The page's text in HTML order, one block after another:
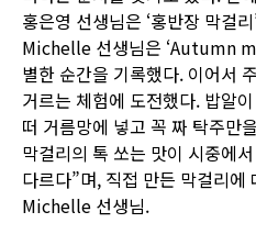
홍은영 선생님은 ‘홍반장 막걸
Michelle 선생님은 ‘Autumn
별한 순간을 기록했다. 이어서
거르는 체험에 도전했다. 밥알
떠 거름망에 넣고 꼭 짜 탁주만
막걸리의 톡 쏘는 맛이 시중에
다르다”며, 직접 만든 막걸리에
Michelle 선생님.